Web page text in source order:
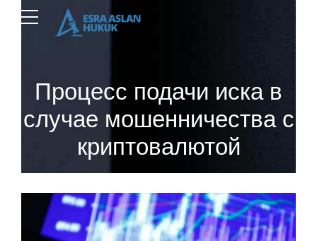
Процесс подачи иска в
случае мошенничества с
криптовалютой